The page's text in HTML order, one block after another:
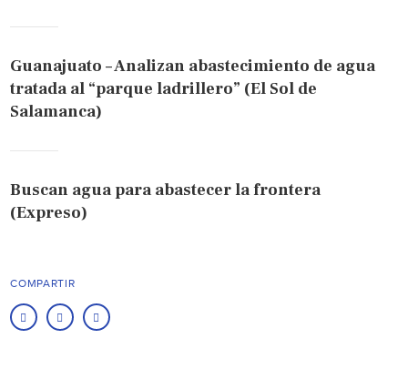
Guanajuato – Analizan abastecimiento de agua
tratada al “parque ladrillero” (El Sol de
Salamanca)
Buscan agua para abastecer la frontera
(Expreso)
COMPARTIR